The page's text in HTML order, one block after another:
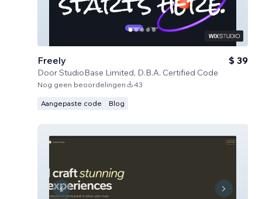
Freely
DoorStudioBase Limited, D.B.A. Certified Code
$ 39
Nog geen beoordelingen 43
Aangepaste code Blog